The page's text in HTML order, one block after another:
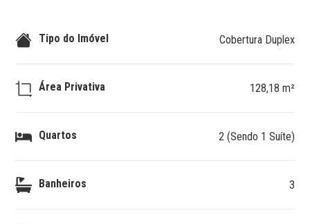
Tipo do Imóvel Cobertura Duplex
Área Privativa 128,18 m²
Quartos 2 (Sendo 1 Suíte)
Banheiros 3